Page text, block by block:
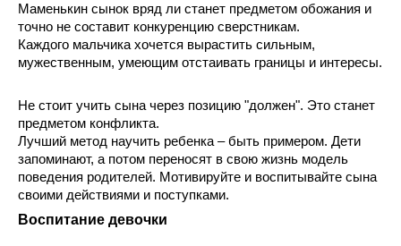
Маменькин сынок вряд ли станет предметом обожания и
точно не составит конкуренцию сверстникам.
Каждого мальчика хочется вырастить сильным,
мужественным, умеющим отстаивать границы и интересы.
Не стоит учить сына через позицию "должен". Это станет
предметом конфликта.
Лучший метод научить ребенка – быть примером. Дети
запоминают, а потом переносят в свою жизнь модель
поведения родителей. Мотивируйте и воспитывайте сына
своими действиями и поступками.
Воспитание девочки